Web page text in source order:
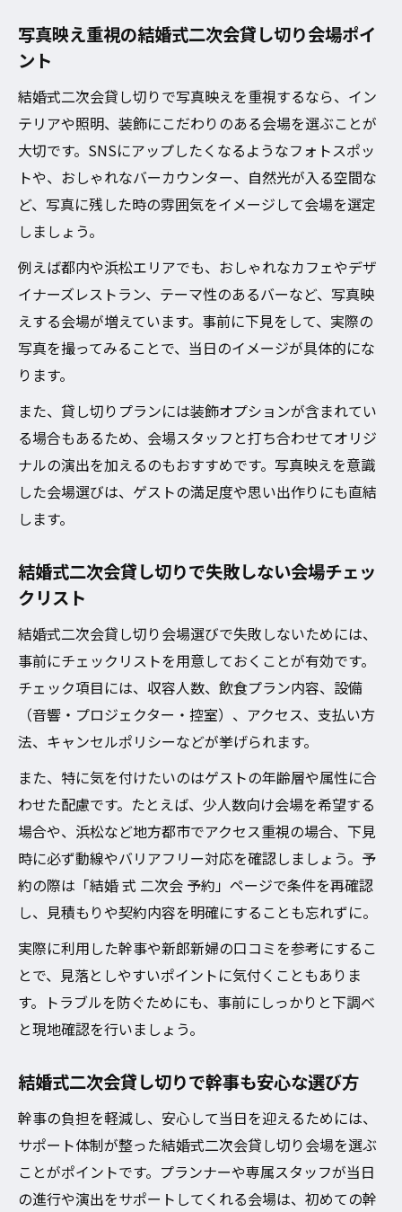
写真映え重視の結婚式二次会貸し切り会場ポイ
ント
結婚式二次会貸し切りで写真映えを重視するなら、イン
テリアや照明、装飾にこだわりのある会場を選ぶことが
大切です。SNSにアップしたくなるようなフォトスポッ
トや、おしゃれなバーカウンター、自然光が入る空間な
ど、写真に残した時の雰囲気をイメージして会場を選定
しましょう。
例えば都内や浜松エリアでも、おしゃれなカフェやデザ
イナーズレストラン、テーマ性のあるバーなど、写真映
えする会場が増えています。事前に下見をして、実際の
写真を撮ってみることで、当日のイメージが具体的にな
ります。
また、貸し切りプランには装飾オプションが含まれてい
る場合もあるため、会場スタッフと打ち合わせてオリジ
ナルの演出を加えるのもおすすめです。写真映えを意識
した会場選びは、ゲストの満足度や思い出作りにも直結
します。
結婚式二次会貸し切りで失敗しない会場チェッ
クリスト
結婚式二次会貸し切り会場選びで失敗しないためには、
事前にチェックリストを用意しておくことが有効です。
チェック項目には、収容人数、飲食プラン内容、設備
（音響・プロジェクター・控室）、アクセス、支払い方
法、キャンセルポリシーなどが挙げられます。
また、特に気を付けたいのはゲストの年齢層や属性に合
わせた配慮です。たとえば、少人数向け会場を希望する
場合や、浜松など地方都市でアクセス重視の場合、下見
時に必ず動線やバリアフリー対応を確認しましょう。予
約の際は「結婚 式 二次会 予約」ページで条件を再確認
し、見積もりや契約内容を明確にすることも忘れずに。
実際に利用した幹事や新郎新婦の口コミを参考にするこ
とで、見落としやすいポイントに気付くこともありま
す。トラブルを防ぐためにも、事前にしっかりと下調べ
と現地確認を行いましょう。
結婚式二次会貸し切りで幹事も安心な選び方
幹事の負担を軽減し、安心して当日を迎えるためには、
サポート体制が整った結婚式二次会貸し切り会場を選ぶ
ことがポイントです。プランナーや専属スタッフが当日
の進行や演出をサポートしてくれる会場は、初めての幹